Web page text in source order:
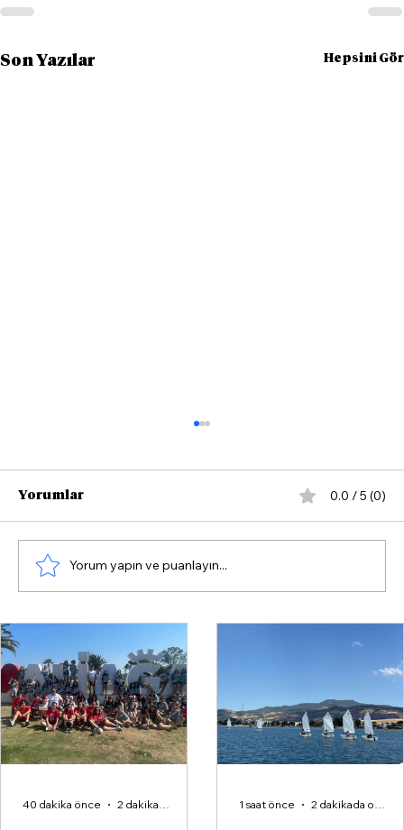
40 dakika önce 2 dakikada okunur 1 saat önce 2 dakikada okunur
Son Yazılar Hepsini Gör
Üniversitesi’nin 2023 raporunu
açıkladı.
Yorumlar 0.0 / 5 (0)
Yorum yapın ve puanlayın...